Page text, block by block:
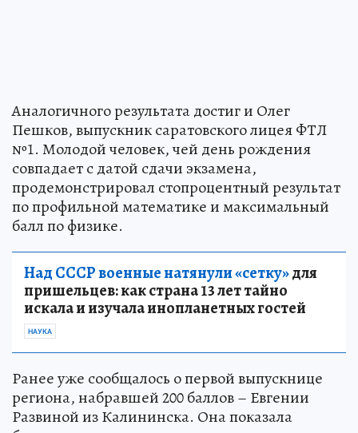
Аналогичного результата достиг и Олег
Пешков, выпускник саратовского лицея ФТЛ
№1. Молодой человек, чей день рождения
совпадает с датой сдачи экзамена,
продемонстрировал стопроцентный результат
по профильной математике и максимальный
балл по физике.
Над СССР военные натянули «сетку»для
пришельцев: как страна 13 лет тайно
искала и изучала инопланетных гостей
НАУКА
Ранее уже сообщалось о первой выпускнице
региона, набравшей 200 баллов – Евгении
Развиной из Калининска. Она показала